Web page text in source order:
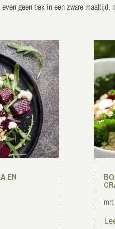
geen trek in een zware
EN